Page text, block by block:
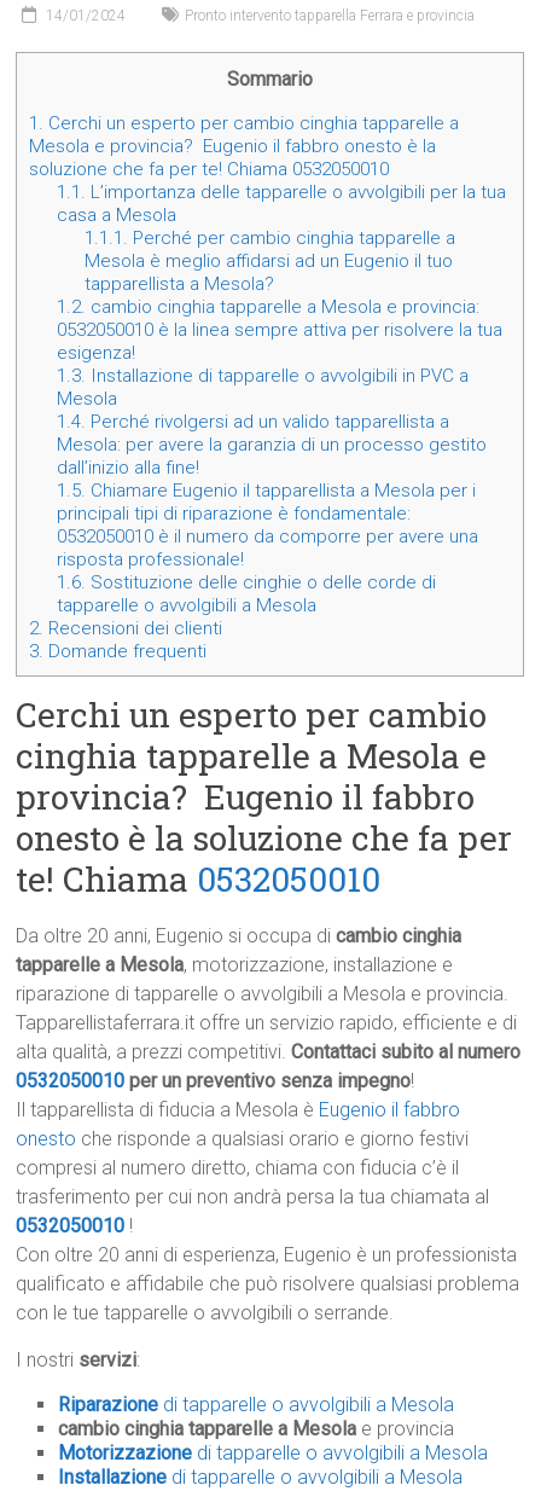
14/01/2024 Pronto intervento tapparella Ferrara e provincia
Sommario
1. Cerchi un esperto per cambio cinghia tapparelle a
Mesola e provincia? Eugenio il fabbro onesto è la
soluzione che fa per te! Chiama 0532050010
1.1. L’importanza delle tapparelle o avvolgibili per la tua
casa a Mesola
1.1.1. Perché per cambio cinghia tapparelle a
Mesola è meglio affidarsi ad un Eugenio il tuo
tapparellista a Mesola?
1.2. cambio cinghia tapparelle a Mesola e provincia:
0532050010 è la linea sempre attiva per risolvere la tua
esigenza!
1.3. Installazione di tapparelle o avvolgibili in PVC a
Mesola
1.4. Perché rivolgersi ad un valido tapparellista a
Mesola: per avere la garanzia di un processo gestito
dall’inizio alla fine!
1.5. Chiamare Eugenio il tapparellista a Mesola per i
principali tipi di riparazione è fondamentale:
0532050010 è il numero da comporre per avere una
risposta professionale!
1.6. Sostituzione delle cinghie o delle corde di
tapparelle o avvolgibili a Mesola
2. Recensioni dei clienti
3. Domande frequenti
Cerchi un esperto per cambio
cinghia tapparelle a Mesola e
provincia? Eugenio il fabbro
onesto è la soluzione che fa per
te! Chiama 0532050010
Da oltre 20 anni, Eugenio si occupa dicambio cinghia
tapparelle a Mesola, motorizzazione, installazione e
riparazione di tapparelle o avvolgibili a Mesola e provincia.
Tapparellistaferrara.it offre un servizio rapido, efficiente e di
alta qualità, a prezzi competitivi.Contattaci subito al numero
0532050010 per un preventivo senza impegno!
Il tapparellista di fiducia a Mesola è Eugenio il fabbro
onesto che risponde a qualsiasi orario e giorno festivi
compresi al numero diretto, chiama con fiducia c’è il
trasferimento per cui non andrà persa la tua chiamata al
0532050010 !
Con oltre 20 anni di esperienza, Eugenio è un professionista
qualificato e affidabile che può risolvere qualsiasi problema
con le tue tapparelle o avvolgibili o serrande.
I nostri servizi:
Riparazione di tapparelle o avvolgibili a Mesola
cambio cinghia tapparelle a Mesola e provincia
Motorizzazione di tapparelle o avvolgibili a Mesola
Installazione di tapparelle o avvolgibili a Mesola